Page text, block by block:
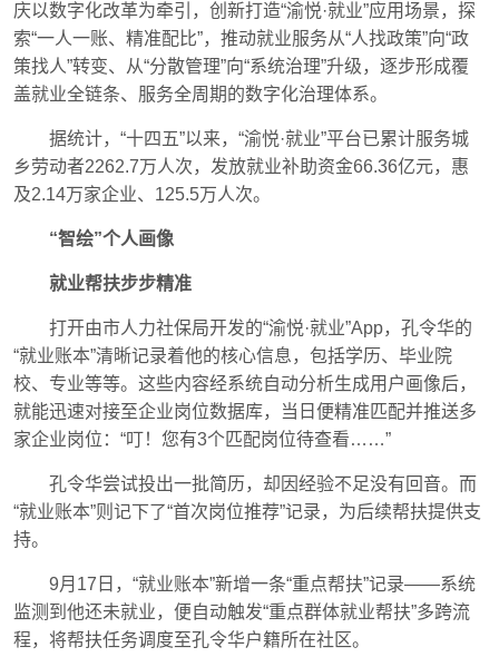
庆以数字化改革为牵引，创新打造“渝悦·就业”应用场景，探
索“一人一账、精准配比”，推动就业服务从“人找政策”向“政
策找人”转变、从“分散管理”向“系统治理”升级，逐步形成覆
盖就业全链条、服务全周期的数字化治理体系。
据统计，“十四五”以来，“渝悦·就业”平台已累计服务城
乡劳动者2262.7万人次，发放就业补助资金66.36亿元，惠
及2.14万家企业、125.5万人次。
“智绘”个人画像
就业帮扶步步精准
打开由市人力社保局开发的“渝悦·就业”App，孔令华的
“就业账本”清晰记录着他的核心信息，包括学历、毕业院
校、专业等等。这些内容经系统自动分析生成用户画像后，
就能迅速对接至企业岗位数据库，当日便精准匹配并推送多
家企业岗位：“叮！您有3个匹配岗位待查看……”
孔令华尝试投出一批简历，却因经验不足没有回音。而
“就业账本”则记下了“首次岗位推荐”记录，为后续帮扶提供支
持。
9月17日，“就业账本”新增一条“重点帮扶”记录——系统
监测到他还未就业，便自动触发“重点群体就业帮扶”多跨流
程，将帮扶任务调度至孔令华户籍所在社区。